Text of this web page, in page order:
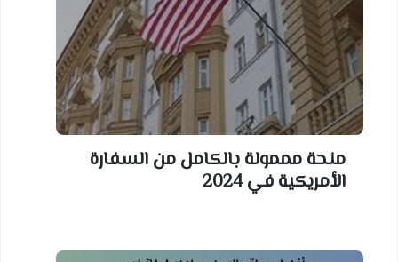
منحة مممولة بالكامل من السفارة
الأمريكية في 2024